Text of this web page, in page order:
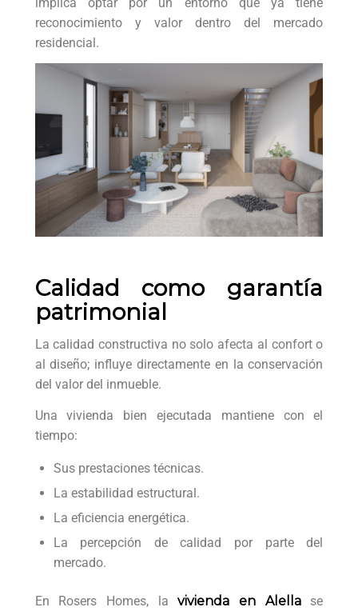
reconocimiento y valor dentro del mercado
residencial.
Calidad como garantía
patrimonial
La calidad constructiva no solo afecta al confort o
al diseño; influye directamente en la conservación
del valor del inmueble.
Una vivienda bien ejecutada mantiene con el
tiempo:
Sus prestaciones técnicas.
La estabilidad estructural.
La eficiencia energética.
La percepción de calidad por parte del
mercado.
En Rosers Homes, lavivienda en Alellase